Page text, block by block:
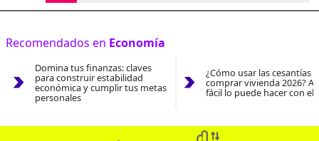
Recomendados en Economía
Domina tus finanzas: claves
para construir estabilidad
económica y cumplir tus metas
personales
¿Cómo usar las cesantías
comprar vivienda 2026?
fácil lo puede hacer con el